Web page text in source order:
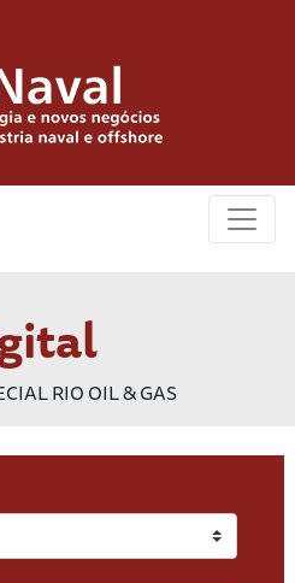
RIO OIL & GAS